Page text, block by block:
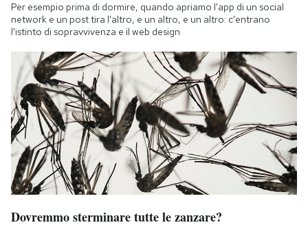
Per esempio prima di dormire, quando apriamo l'app di un social
network e un post tira l'altro, e un altro, e un altro: c'entrano
l'istinto di sopravvivenza e il web design
Dovremmo sterminare tutte le zanzare?